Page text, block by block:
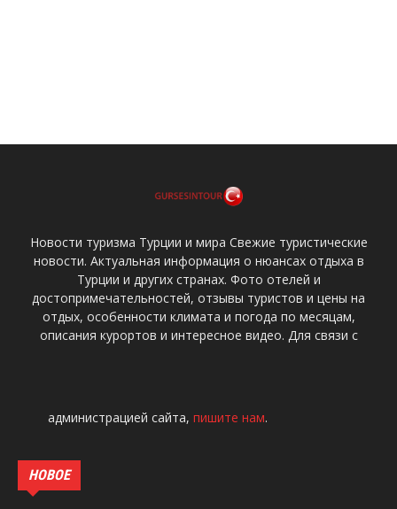
Новости туризма Турции и мира Свежие туристические
новости. Актуальная информация о нюансах отдыха в
Турции и других странах. Фото отелей и
достопримечательностей, отзывы туристов и цены на
отдых, особенности климата и погода по месяцам,
описания курортов и интересное видео. Для связи с
администрацией сайта, пишите нам.
НОВОЕ